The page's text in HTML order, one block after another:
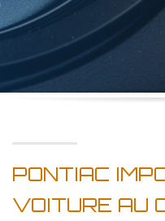
PONTIAC
VOITURE AU